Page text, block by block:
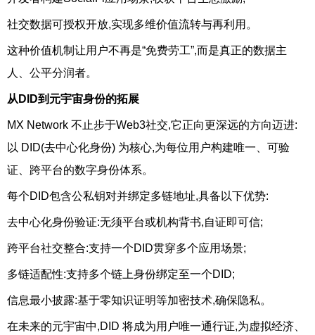
社交数据可授权开放,实现多维价值流转与再利用。
这种价值机制让用户不再是“免费劳工”,而是真正的数据主
人、公平分润者。
从DID到元宇宙身份的拓展
MX Network 不止步于Web3社交,它正向更深远的方向迈进:
以 DID(去中心化身份) 为核心,为每位用户构建唯一、可验
证、跨平台的数字身份体系。
每个DID包含公私钥对并绑定多链地址,具备以下优势:
去中心化身份验证:无须平台或机构背书,自证即可信;
跨平台社交整合:支持一个DID贯穿多个应用场景;
多链适配性:支持多个链上身份绑定至一个DID;
信息最小披露:基于零知识证明等加密技术,确保隐私。
在未来的元宇宙中,DID 将成为用户唯一通行证,为虚拟经济、